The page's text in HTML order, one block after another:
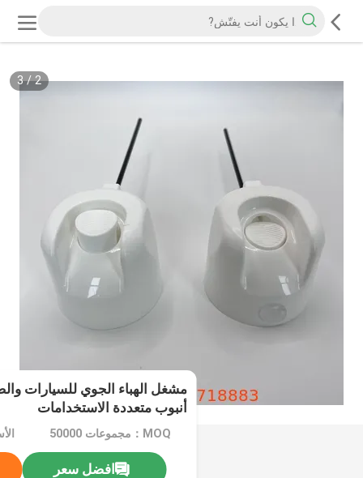
2
/
3
مشغل الهباء الجوي للسيارات
أنبوب متعددة الاستخدامات
MOQ：مجموعات 50000
افضل سعر